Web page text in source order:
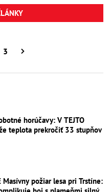
3
horúčavy: V TEJTO
teplota prekročiť 33 stupňov
Masívny požiar lesa pri Trstíne: